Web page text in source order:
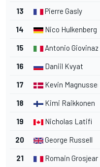
13 Pierre Gasly
14 Nico Hulkenberg
15 Antonio Giovinazzi
16 Daniil Kvyat
17 Kevin Magnussen
18 Kimi Raikkonen
19 Nicholas Latifi
20 George Russell
21 Romain Grosjean